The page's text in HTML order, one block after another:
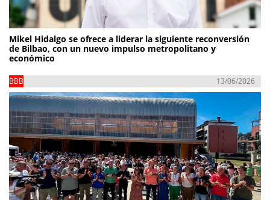
Mikel Hidalgo se ofrece a liderar la siguiente reconversión
de Bilbao, con un nuevo impulso metropolitano y
económico
BBB 13/06/2026